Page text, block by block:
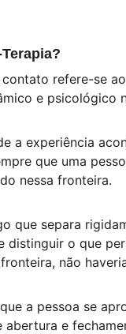
refere-se
e psicológico
experiência
que uma
nessa fronteira.
que separa
distinguir o que
não
a pessoa se
e